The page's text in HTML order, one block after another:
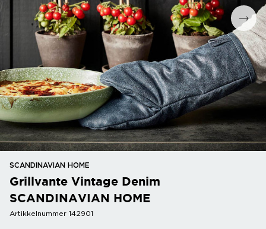
SCANDINAVIAN HOME
Grillvante Vintage Denim
SCANDINAVIAN HOME
Artikkelnummer 142901